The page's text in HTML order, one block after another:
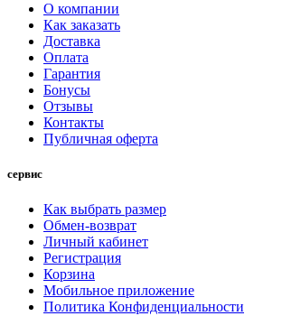
О компании
Как заказать
Доставка
Оплата
Гарантия
Бонусы
Отзывы
Контакты
Публичная оферта
сервис
Как выбрать размер
Обмен-возврат
Личный кабинет
Регистрация
Корзина
Мобильное приложение
Политика Конфиденциальности